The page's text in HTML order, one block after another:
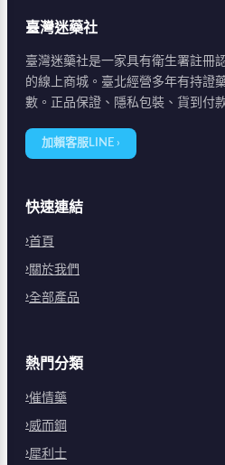
臺灣迷藥社
臺灣迷藥社是一家具有衛生署註冊
的線上商城。臺北經營多年有持證
數。正品保證、隱私包裝、貨到付
加賴客服LINE ›
快速連結
首頁
關於我們
全部產品
熱門分類
催情藥
威而鋼
犀利士